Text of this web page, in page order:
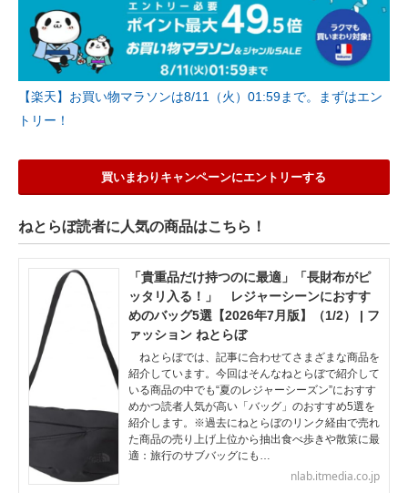
【楽天】お買い物マラソンは8/11（火）01:59まで。まずはエン
トリー！
買いまわりキャンペーンにエントリーする
ねとらぼ読者に人気の商品はこちら！
「貴重品だけ持つのに最適」「長財布がピ
ッタリ入る！」 レジャーシーンにおすす
めのバッグ5選【2026年7月版】（1/2） | フ
ァッション ねとらぼ
ねとらぼでは、記事に合わせてさまざまな商品を
紹介しています。今回はそんなねとらぼで紹介して
いる商品の中でも“夏のレジャーシーズン”におすす
めかつ読者人気が高い「バッグ」のおすすめ5選を
紹介します。※過去にねとらぼのリンク経由で売れ
た商品の売り上げ上位から抽出食べ歩きや散策に最
適：旅行のサブバッグにも…
nlab.itmedia.co.jp